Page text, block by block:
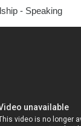
- Speaking